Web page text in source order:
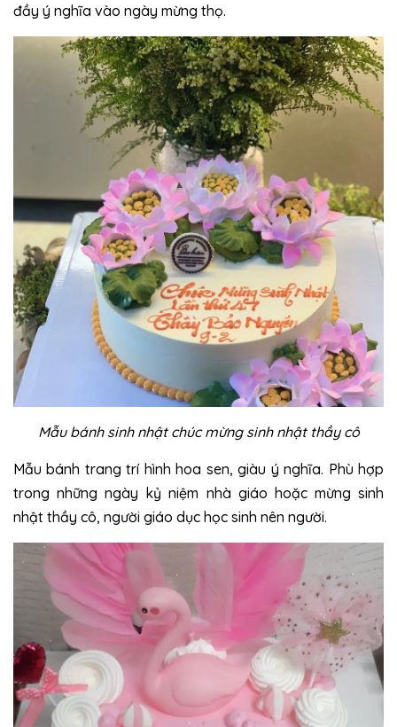
đầy ý nghĩa vào ngày mừng thọ.
Mẫu bánh sinh nhật chúc mừng sinh nhật thầy cô
Mẫu bánh trang trí hình hoa sen, giàu ý nghĩa. Phù hợp
trong những ngày kỷ niệm nhà giáo hoặc mừng sinh
nhật thầy cô, người giáo dục học sinh nên người.